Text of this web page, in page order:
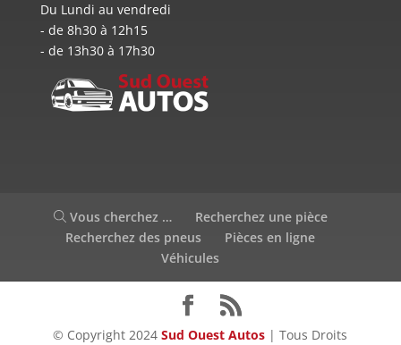
Du Lundi au vendredi
- de 8h30 à 12h15
- de 13h30 à 17h30
Vous cherchez …
Recherchez une pièce
Recherchez des pneus
Pièces en ligne
Véhicules
© Copyright 2024Sud Ouest Autos | Tous Droits